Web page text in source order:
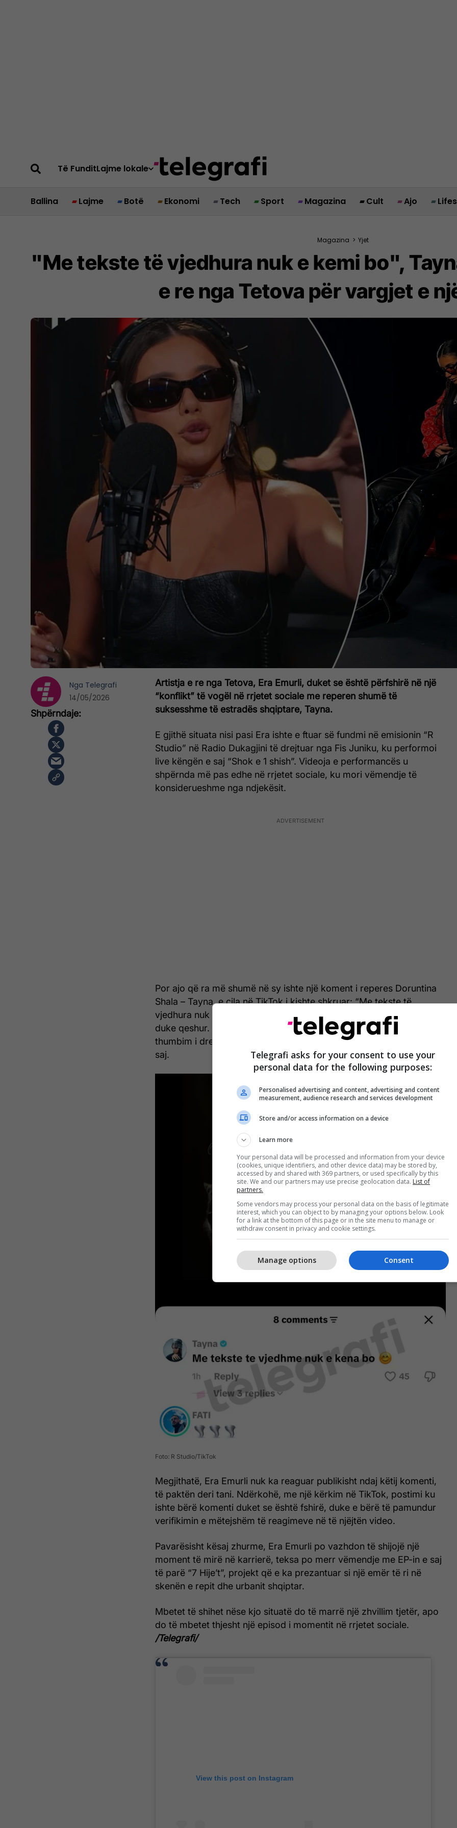
Të FunditLajme lokale
Ballina Lajme Botë Ekonomi Tech Sport Magazina Cult Ajo
Magazina > Yjet
"Me tekste të vjedhura nuk e kemi bo",
e re nga Tetova për vargjet e
Artistja e re nga Tetova, Era Emurli, duket se është përfshirë në një
“konflikt” të vogël në rrjetet sociale me reperen shumë të
suksesshme të estradës shqiptare, Tayna.
E gjithë situata nisi pasi Era ishte e ftuar së fundmi në emisionin “R
Studio” në Radio Dukagjini të drejtuar nga Fis Juniku, ku performoi
live këngën e saj “Shok e 1 shish”. Videoja e performancës u
shpërnda më pas edhe në rrjetet sociale, ku mori vëmendje të
konsiderueshme nga ndjekësit.
Por ajo që ra më shumë në sy ishte një koment i reperes Doruntina
Shala – Tayna, e cila në TikTok i kishte shkruar: “Me tekste të
vjedhura nuk e kemi bo”, duke e shoqëruar edhe me një emoji ironik
duke qeshur. Komenti u interpretua nga një pjesë e ndjekësve si një
thumbim i drejtpërdrejtë ndaj Erës dhe ndaj teksteve të këngës së
saj.
Foto: R Studio/TikTok
Megjithatë, Era Emurli nuk ka reaguar publikisht ndaj këtij komenti,
të paktën deri tani. Ndërkohë, me një kërkim në TikTok, postimi ku
ishte bërë komenti duket se është fshirë, duke e bërë të pamundur
verifikimin e mëtejshëm të reagimeve në të njëjtën video.
Pavarësisht kësaj zhurme, Era Emurli po vazhdon të shijojë një
moment të mirë në karrierë, teksa po merr vëmendje me EP-in e saj
të parë “7 Hije’t”, projekt që e ka prezantuar si një emër të ri në
skenën e repit dhe urbanit shqiptar.
Mbetet të shihet nëse kjo situatë do të marrë një zhvillim tjetër, apo
do të mbetet thjesht një episod i momentit në rrjetet sociale.
/Telegrafi/
View this post on Instagram
Nga Telegrafi
14/05/2026
Telegrafi asks for your consent to use your
personal data for the following purposes:
Personalised advertising and content, advertising and content
measurement, audience research and services development
Store and/or access information on a device
Learn more
Your personal data will be processed and information from your device
(cookies, unique identifiers, and other device data) may be stored by,
accessed by and shared with 369 partners, or used specifically by this
site. We and our partners may use precise geolocation data. List of
partners.
Some vendors may process your personal data on the basis of legitimate
interest, which you can object to by managing your options below. Look
for a link at the bottom of this page or in the site menu to manage or
withdraw consent in privacy and cookie settings.
Consent
Manage options